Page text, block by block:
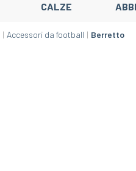
CALZE
Accessori da football Berretto